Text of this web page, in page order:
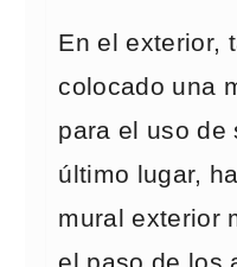
En el exterior,
colocado una
para el uso de
último lugar,
mural exterior